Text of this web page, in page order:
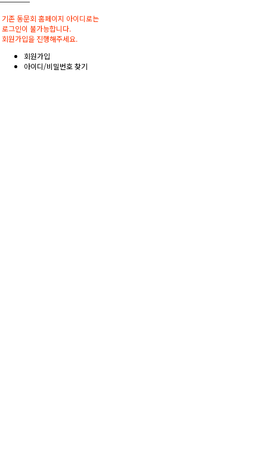
기존 동문회 홈페이지 아이디로는
로그인이 불가능합니다.
회원가입을 진행해주세요.
회원가입
아이디/비밀번호 찾기